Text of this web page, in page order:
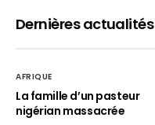
Dernières actualités
AFRIQUE
La famille d’un pasteur
nigérian massacrée